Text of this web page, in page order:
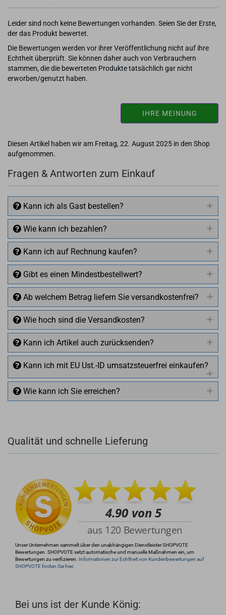
Leider sind noch keine Bewertungen vorhanden. Seien Sie der Erste,
der das Produkt bewertet.
Die Bewertungen werden vor ihrer Veröffentlichung nicht auf ihre
Echtheit überprüft. Sie können daher auch von Verbrauchern
stammen, die die bewerteten Produkte tatsächlich gar nicht
erworben/genutzt haben.
IHRE MEINUNG
Diesen Artikel haben wir am Freitag, 22. August 2025 in den Shop
aufgenommen.
Fragen & Antworten zum Einkauf
Kann ich als Gast bestellen?
Wie kann ich bezahlen?
Kann ich auf Rechnung kaufen?
Gibt es einen Mindestbestellwert?
Ab welchem Betrag liefern Sie versandkostenfrei?
Wie hoch sind die Versandkosten?
Kann ich Artikel auch zurücksenden?
Kann ich mit EU Ust.-ID umsatzsteuerfrei einkaufen?
Wie kann ich Sie erreichen?
+49 (0)4281 50 79 78 2
info@rocketronics.de
Qualität und schnelle Lieferung
Unser Unternehmen sammelt über den unabhängigen Dienstleister SHOPVOTE
Bewertungen. SHOPVOTE setzt automatische und manuelle Maßnahmen ein, um
Bewertungen zu verifizieren. Informationen zur Echtheit von Kundenbewertungen auf
SHOPVOTE finden Sie hier.
Bei uns ist der Kunde König: